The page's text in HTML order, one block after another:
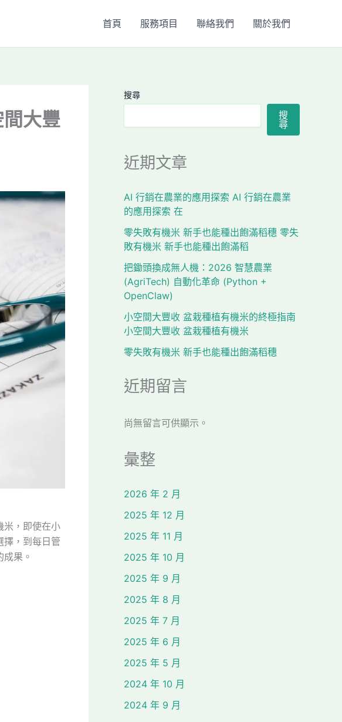
首頁 服務項目 聯絡我們 關於我們
大豐
米，即使在小
擇，到每日管
果。
搜尋
搜
尋
近期文章
AI 行銷在農業的應用探索 AI 行銷在農業
的應用探索 在
零失敗有機米 新手也能種出飽滿稻穗 零失
敗有機米 新手也能種出飽滿稻
把鋤頭換成無人機：2026 智慧農業
(AgriTech) 自動化革命 (Python +
OpenClaw)
小空間大豐收 盆栽種植有機米的終極指南
小空間大豐收 盆栽種植有機米
零失敗有機米 新手也能種出飽滿稻穗
近期留言
尚無留言可供顯示。
彙整
2026 年 2 月
2025 年 12 月
2025 年 11 月
2025 年 10 月
2025 年 9 月
2025 年 8 月
2025 年 7 月
2025 年 6 月
2025 年 5 月
2024 年 10 月
2024 年 9 月